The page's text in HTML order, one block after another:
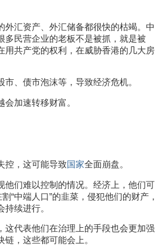
汇资产、外汇储备都很快的枯竭。中
多民营企业的老板不是被抓，就是被
用共产党的权利，在威胁香港的几大房
、债市泡沫等，导致经济危机。
加速转移财富。
控，这可能导致国家全面崩盘。
他们难以控制的情况。经济上，他们可
“中端人口”的韭菜，侵犯他们的财产，
续进行。
代表他们在治理上的手段也会更加强
，这些都可能会上。